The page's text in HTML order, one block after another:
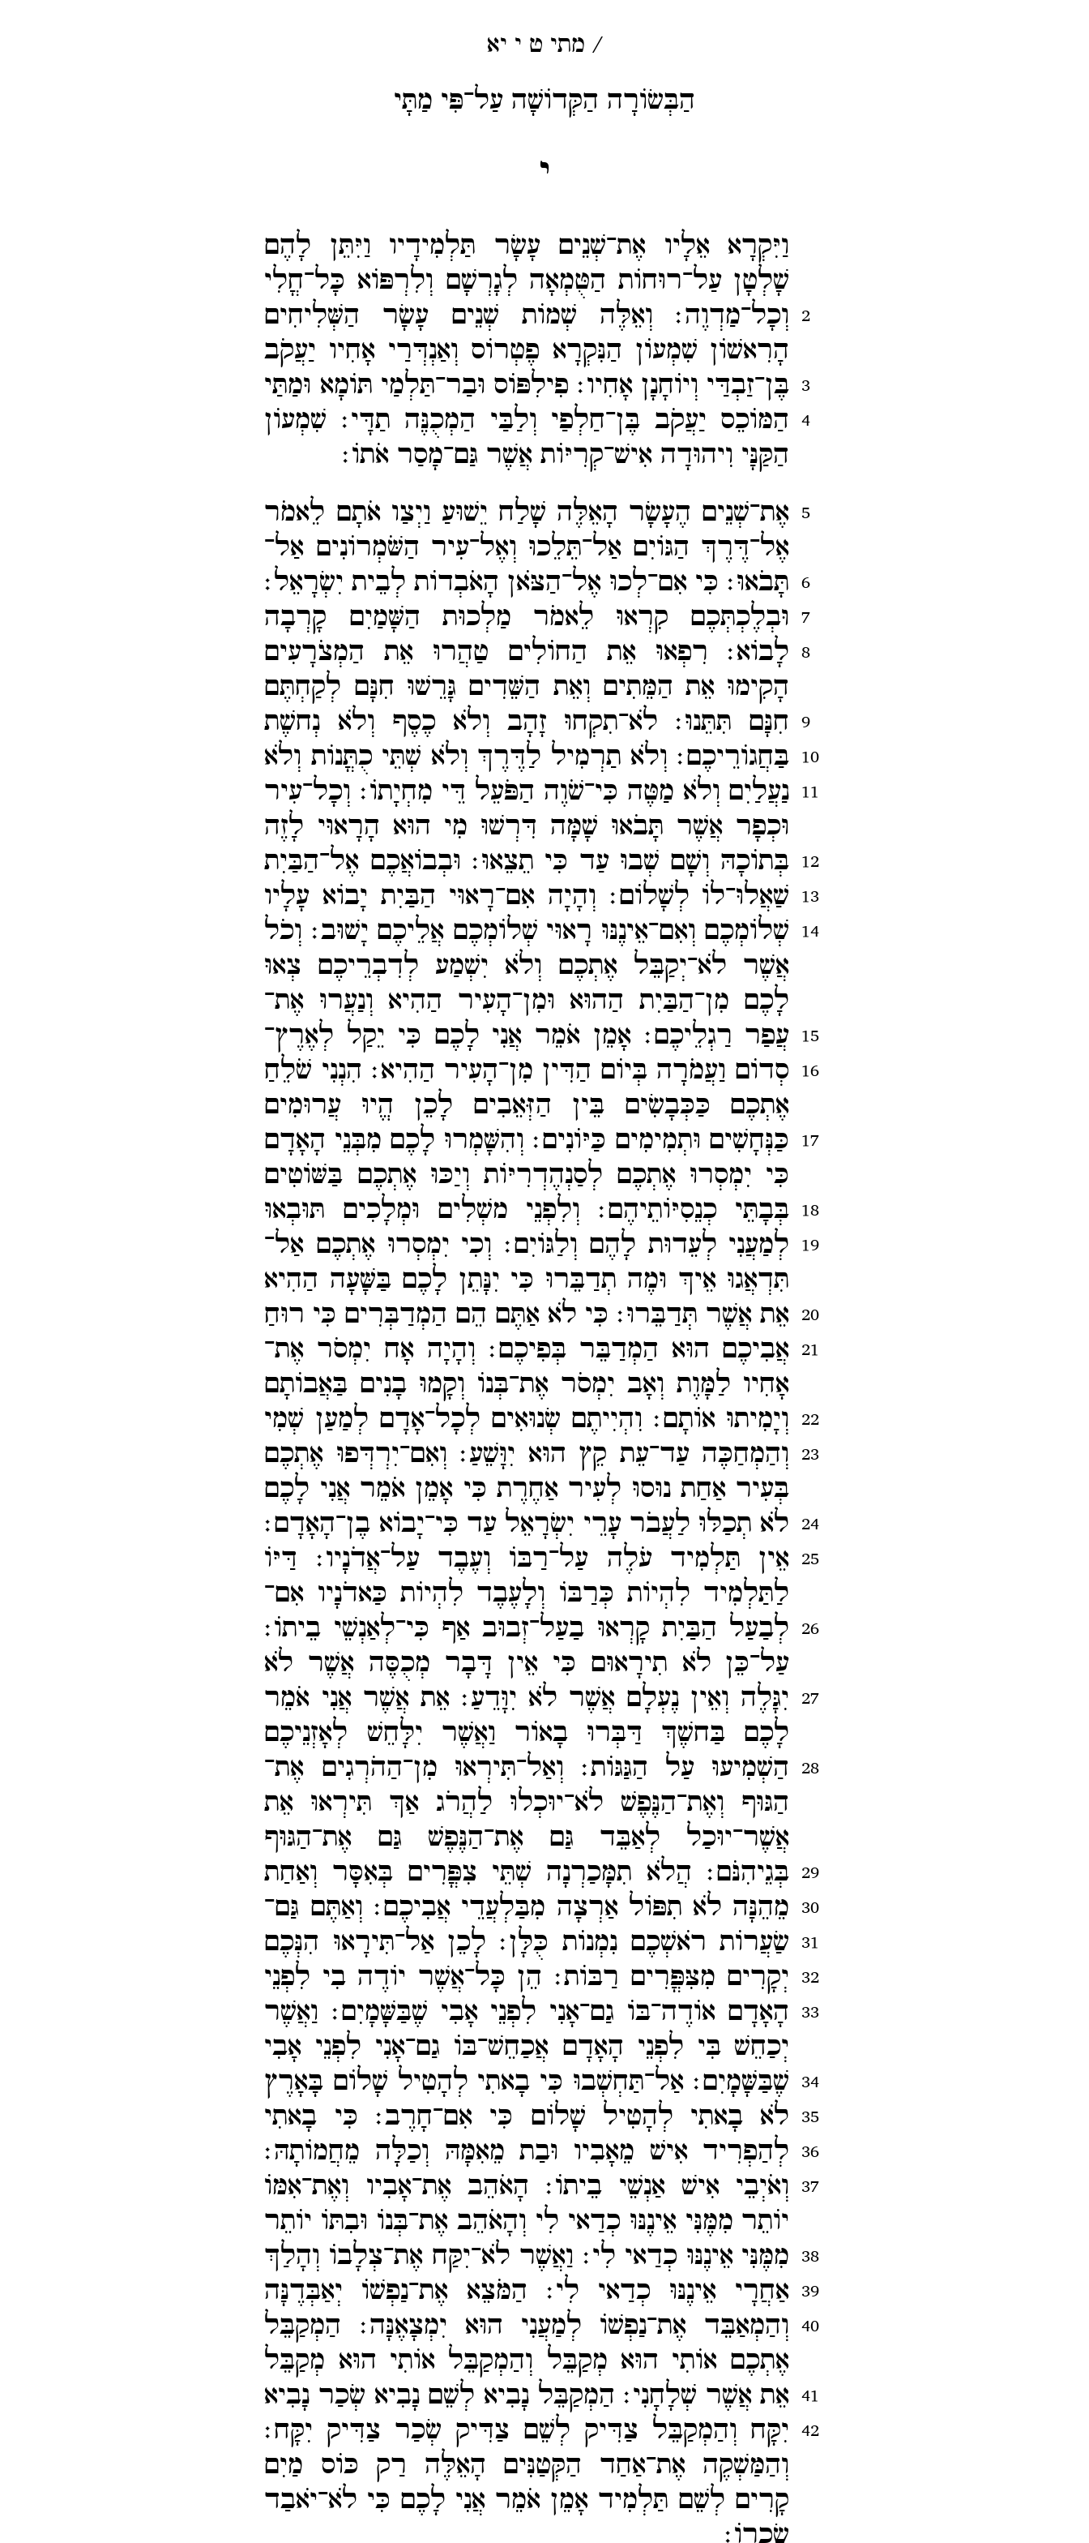
/ מתי ט י יא
הַבְּשׂוֹרָה הַקְּדוֹשָׁה עַל־פִּי מַתָּי
י
וַיִּקְרָא אֵלָיו אֶת־​שְׁנֵים עָשָׂר תַּלְמִידָיו וַיִּתֵּן לָהֶם
שָׁלְטָן עַל־​רוּחוֹת הַטֻּמְאָה לְגָרְשָׁם וְלִרְפּוֹא כָּל־​חֳלִי
וְכָל־​מַדְוֶה׃ 2
וְאֵלֶּה שְׁמוֹת שְׁנֵים עָשָׂר הַשְּׁלִיחִים
הָרִאשׁוֹן שִׁמְעוֹן הַנִּקְרָא פֶטְרוֹס וְאַנְדְּרַי אָחִיו יַעֲקֹב
בֶּן־​זַבְדַּי וְיוֹחָנָן אָחִיו׃ 3
פִילִפּוֹס וּבַר־​תַּלְמַי תּוֹמָא וּמַתַּי
הַמּוֹכֵס יַעֲקֹב בֶּן־​חַלְפַי וְלַבַּי הַמְכֻנֶּה תַדָּי׃ 4
שִׁמְעוֹן
הַקַּנָּי וִיהוּדָה אִישׁ־​קְרִיּוֹת אֲשֶׁר גַּם־​מָסַר אֹתוֹ׃
5 אֶת־​שְׁנֵים הֶעָשָׂר הָאֵלֶּה שָׁלַח יֵשׁוּעַ וַיְצַו אֹתָם לֵאמֹר
אֶל־​דֶּרֶךְ הַגּוֹיִם אַל־​תֵּלֵכוּ וְאֶל־​עִיר הַשֹּׁמְרוֹנִים אַל־​
תָּבֹאוּ׃ 6 כִּי אִם־​לְכוּ אֶל־​הַצֹּאן הָאֹבְדוֹת לְבֵית יִשְׂרָאֵל׃
7 וּבְלֶכְתְּכֶם קִרְאוּ לֵאמֹר מַלְכוּת הַשָּׁמַיִם קָרְבָה
לָבוֹא׃ 8
רִפְאוּ אֵת הַחוֹלִים טַהֲרוּ אֵת הַמְצֹרָעִים
הָקִימוּ אֵת הַמֵּתִים וְאֵת הַשֵּׁדִים גָּרֵשׁוּ חִנָּם לְקַחְתֶּם
חִנָּם תִּתֵּנוּ׃ 9
לֹא־​תִקְחוּ זָהָב וְלֹא כֶסֶף וְלֹא נְחשֶׁת
בַּחֲגוֹרֵיכֶם׃ 10
וְלֹא תַרְמִיל לַדֶּרֶךְ וְלֹא שְׁתֵּי כֻתֳּנוֹת וְלֹא
נַעֲלַיִם וְלֹא מַטֶּה כִּי־​שֹׁוֶה הַפֹּעֵל דֵּי מִחְיָתוֹ׃ 11
וְכָל־​עִיר
וּכְפָר אֲשֶׁר תָּבֹאוּ שָׁמָּה דִּרְשׁוּ מִי הוּא הָרָאוּי לָזֶה
בְּתוֹכָהּ וְשָׁם שְׁבוּ עַד כִּי תֵצֵאוּ׃ 12
וּבְבוֹאֲכֶם אֶל־​הַבַּיִת
שַׁאֲלוּ־​לוֹ לְשָׁלוֹם׃ 13
וְהָיָה אִם־​רָאוּי הַבַּיִת יָבוֹא עָלָיו
שְׁלוֹמְכֶם וְאִם־​אֵינֶנּוּ רָאוּי שְׁלוֹמְכֶם אֲלֵיכֶם יָשׁוּב׃ 14
וְכֹל
אֲשֶׁר לֹא־​יְקַבֵּל אֶתְכֶם וְלֹא יִשְׁמַע לְדִבְרֵיכֶם צְאוּ
לָכֶם מִן־​הַבַּיִת הַהוּא וּמִן־​הָעִיר הַהִיא וְנַעֲרוּ אֶת־​
עֲפַר רַגְלֵיכֶם׃ 15
אָמֵן אֹמֵר אֲנִי לָכֶם כִּי יֵקַל לְאֶרֶץ־​
סְדוֹם וַעֲמֹרָה בְּיוֹם הַדִּין מִן־​הָעִיר הַהִיא׃ 16
הִנְנִי שֹׁלֵחַ
אֶתְכֶם כַּכְּבָשִׂים בֵּין הַזְּאֵבִים לָכֵן הֱיוּ עֲרוּמִים
כַּנְּחָשִׁים וּתְמִימִים כַּיּוֹנִים׃ 17
וְהִשָּׁמְרוּ לָכֶם מִבְּנֵי הָאָדָם
כִּי יִמְסְרוּ אֶתְכֶם לְסַנְהֶדְרִיּוֹת וְיַכּוּ אֶתְכֶם בַּשּׁוֹטִים
בְּבָתֵּי כְנֵסִיּוֹתֵיהֶם׃ 18
וְלִפְנֵי משְׁלִים וּמְלָכִים תּוּבְאוּ
לְמַעֲנִי לְעֵדוּת לָהֶם וְלַגּוֹיִם׃ 19
וְכִי יִמְסְרוּ אֶתְכֶם אַל־​
תִּדְאֲגוּ אֵיךְ וּמֶה תְדַבֵּרוּ כִּי יִנָּתֵן לָכֶם בַּשָּׁעָה הַהִיא
אֵת אֲשֶׁר תְּדַבֵּרוּ׃ 20
כִּי לֹא אַתֶּם הֵם הַמְדַבְּרִים כִּי רוּחַ
אֲבִיכֶם הוּא הַמְדַבֵּר בְּפִיכֶם׃ 21
וְהָיָה אָח יִמְסֹר אֶת־​
אָחִיו לַמָּוֶת וְאָב יִמְסֹר אֶת־​בְּנוֹ וְקָמוּ בָנִים בַּאֲבוֹתָם
וְיָמִיתוּ אוֹתָם׃ 22
וִהְיִיתֶם שְׂנוּאִים לְכָל־​אָדָם לְמַעַן שְׁמִי
וְהַמְחַכֶּה עַד־​עֵת קֵץ הוּא יִוָּשֵׁעַ׃ 23
וְאִם־​יִרְדְּפוּ אֶתְכֶם
בְּעִיר אַחַת נוּסוּ לְעִיר אַחֶרֶת כִּי אָמֵן אֹמֵר אֲנִי לָכֶם
לֹא תְכַלּוּ לַעֲבֹר עָרֵי יִשְׂרָאֵל עַד כִּי־​יָבוֹא בֶן־​הָאָדָם׃ 24
אֵין תַּלְמִיד עֹלֶה עַל־​רַבּוֹ וְעֶבֶד עַל־​אֲדֹנָיו׃ 25
דַּיּוֹ
לַתַּלְמִיד לִהְיוֹת כְּרַבּוֹ וְלָעֶבֶד לִהְיוֹת כַּאדֹנָיו אִם־​
לְבַעַל הַבַּיִת קָרְאוּ בַעַל־​זְבוּב אַף כִּי־​לְאַנְשֵׁי בֵיתוֹ׃ 26
עַל־​כֵּן לֹא תִירָאוּם כִּי אֵין דָּבָר מְכֻסֶּה אֲשֶׁר לֹא
יִגָּלֶה וְאֵין נֶעְלָם אֲשֶׁר לֹא יִוָּדֵעַ׃ 27
אֵת אֲשֶׁר אֲנִי אֹמֵר
לָכֶם בַּחשֶׁךְ דַּבְּרוּ בָאוֹר וַאֲשֶׁר יִלָּחֵשׁ לְאָזְנֵיכֶם
הַשְׁמִיעוּ עַל הַגַּגּוֹת׃ 28
וְאַל־​תִּירְאוּ מִן־​הַהֹרְגִים אֶת־​
הַגּוּף וְאֶת־​הַנֶּפֶשׁ לֹא־​יוּכְלוּ לַהֲרֹג אַךְ תִּירְאוּ אֵת
אֲשֶׁר־​יוּכַל לְאַבֵּד גַּם אֶת־​הַנֶּפֶשׁ גַּם אֶת־​הַגּוּף
בְּגֵיהִנֹּם׃ 29
הֲלֹא תִמָּכַרְנָה שְׁתֵּי צִפֳּרִים בְּאִסָּר וְאַחַת
מֵהֵנָּה לֹא תִפּוֹל אַרְצָה מִבַּלְעֲדֵי אֲבִיכֶם׃ 30
וְאַתֶּם גַּם־​
שַׂעֲרוֹת רֹאשְׁכֶם נִמְנוֹת כֻּלָּן׃ 31
לָכֵן אַל־​תִּירָאוּ הִנְּכֶם
יְקָרִים מִצִּפֳּרִים רַבּוֹת׃ 32
הֵן כָּל־​אֲשֶׁר יוֹדֶה בִי לִפְנֵי
הָאָדָם אוֹדֶה־​בּוֹ גַם־​אָנִי לִפְנֵי אָבִי שֶׁבַּשָּׁמָיִם׃ 33
וַאֲשֶׁר
יְכַחֵשׁ בִּי לִפְנֵי הָאָדָם אֲכַחֵשׁ־​בּוֹ גַם־​אָנִי לִפְנֵי אָבִי
שֶׁבַּשָּׁמָיִם׃ 34
אַל־​תַּחְשְׁבוּ כִּי בָאתִי לְהָטִיל שָׁלוֹם בָּאָרֶץ
לֹא בָאתִי לְהָטִיל שָׁלוֹם כִּי אִם־​חָרֶב׃ 35
כִּי בָאתִי
לְהַפְרִיד אִישׁ מֵאָבִיו וּבַת מֵאִמָּהּ וְכַלָּה מֵחֲמוֹתָהּ׃ 36
וְאֹיְבֵי אִישׁ אַנְשֵׁי בֵיתוֹ׃ 37
הָאֹהֵב אֶת־​אָבִיו וְאֶת־​אִמּוֹ
יוֹתֵר מִמֶּנִּי אֵינֶנּוּ כְדַאי לִי וְהָאֹהֵב אֶת־​בְּנוֹ וּבִתּוֹ יוֹתֵר
מִמֶּנִּי אֵינֶנּוּ כְדַאי לִי׃ 38
וַאֲשֶׁר לֹא־​יִקַּח אֶת־​צְלָבוֹ וְהָלַךְ
אַחֲרָי אֵינֶנּוּ כְדַאי לִי׃ 39
הַמֹּצֵא אֶת־​נַפְשׁוֹ יְאַבְּדֶנָּה
וְהַמְאַבֵּד אֶת־​נַפְשׁוֹ לְמַעֲנִי הוּא יִמְצָאֶנָּה׃ 40
הַמְקַבֵּל
אֶתְכֶם אוֹתִי הוּא מְקַבֵּל וְהַמְקַבֵּל אוֹתִי הוּא מְקַבֵּל
אֵת אֲשֶׁר שְׁלָחָנִי׃ 41
הַמְקַבֵּל נָבִיא לְשֵׁם נָבִיא שְׂכַר נָבִיא
יִקָּח וְהַמְקַבֵּל צַדִּיק לְשֵׁם צַדִּיק שְׂכַר צַדִּיק יִקָּח׃ 42
וְהַמַּשְׁקֶה אֶת־​אַחַד הַקְּטַנִּים הָאֵלֶּה רַק כּוֹס מַיִם
קָרִים לְשֵׁם תַּלְמִיד אָמֵן אֹמֵר אֲנִי לָכֶם כִּי לֹא־​יֹאבַד
שְׂכָרוֹ׃